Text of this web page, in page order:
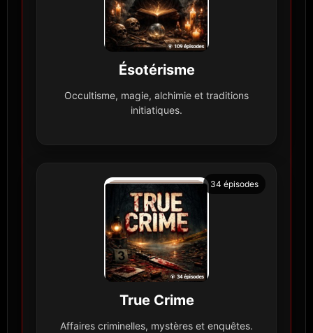
Ésotérisme
Occultisme, magie, alchimie et traditions
initiatiques.
34 épisodes
True Crime
Affaires criminelles, mystères et enquêtes.